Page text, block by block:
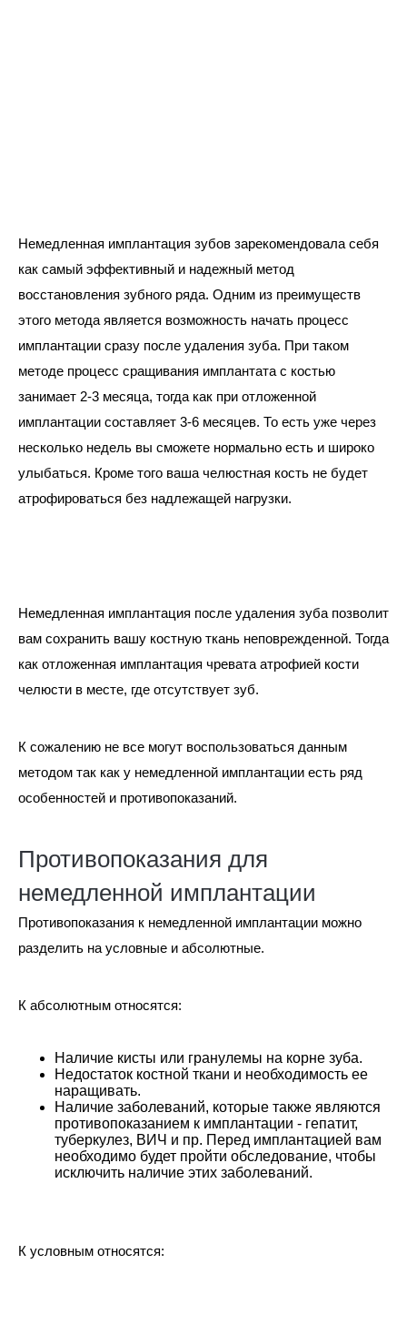
Немедленная имплантация зубов зарекомендовала себя
как самый эффективный и надежный метод
восстановления зубного ряда. Одним из преимуществ
этого метода является возможность начать процесс
имплантации сразу после удаления зуба. При таком
методе процесс сращивания имплантата с костью
занимает 2-3 месяца, тогда как при отложенной
имплантации составляет 3-6 месяцев. То есть уже через
несколько недель вы сможете нормально есть и широко
улыбаться. Кроме того ваша челюстная кость не будет
атрофироваться без надлежащей нагрузки.
Немедленная имплантация после удаления зуба позволит
вам сохранить вашу костную ткань неповрежденной. Тогда
как отложенная имплантация чревата атрофией кости
челюсти в месте, где отсутствует зуб.
К сожалению не все могут воспользоваться данным
методом так как у немедленной имплантации есть ряд
особенностей и противопоказаний.
Противопоказания для
немедленной имплантации
Противопоказания к немедленной имплантации можно
разделить на условные и абсолютные.
К абсолютным относятся:
Наличие кисты или гранулемы на корне зуба.
Недостаток костной ткани и необходимость ее
наращивать.
Наличие заболеваний, которые также являются
противопоказанием к имплантации - гепатит,
туберкулез, ВИЧ и пр. Перед имплантацией вам
необходимо будет пройти обследование, чтобы
исключить наличие этих заболеваний.
К условным относятся: